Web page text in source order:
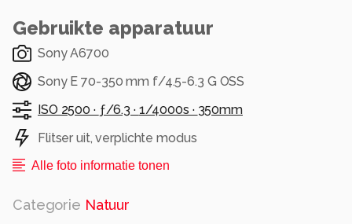
Sony A6700 + 70-350, uit de hand. ISO 2500,
sluitertijd 1/4000.
Geuldal, 25 mei 2026.
Alle rechten voorbehouden
Gebruikte apparatuur
Sony A6700
Sony E 70-350 mm f/4.5-6.3 G OSS
ISO 2500 · ƒ/6.3 · 1/4000s · 350mm
Flitser uit, verplichte modus
Alle foto informatie tonen
Categorie Natuur